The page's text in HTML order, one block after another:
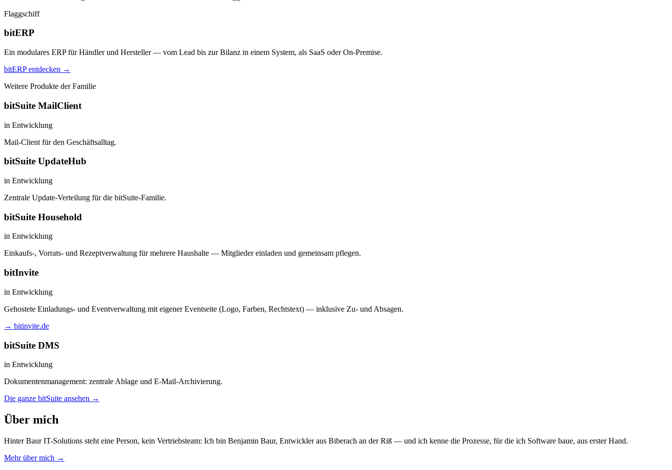
Flaggschiff
bitERP
Ein modulares ERP für Händler und Hersteller — vom Lead bis zur Bilanz in einem System, als SaaS oder On-Premise.
bitERP entdecken →
Weitere Produkte der Familie
bitSuite MailClient
in Entwicklung
Mail-Client für den Geschäftsalltag.
bitSuite UpdateHub
in Entwicklung
Zentrale Update-Verteilung für die bitSuite-Familie.
bitSuite Household
in Entwicklung
Einkaufs-, Vorrats- und Rezeptverwaltung für mehrere Haushalte — Mitglieder einladen und gemeinsam pflegen.
bitInvite
in Entwicklung
Gehostete Einladungs- und Eventverwaltung mit eigener Eventseite (Logo, Farben, Rechtstext) — inklusive Zu- und Absagen.
→ bitinvite.de
bitSuite DMS
in Entwicklung
Dokumentenmanagement: zentrale Ablage und E-Mail-Archivierung.
Die ganze bitSuite ansehen →
Über mich
Hinter Baur IT-Solutions steht eine Person, kein Vertriebsteam: Ich bin Benjamin Baur, Entwickler aus Biberach an der Riß — und ich kenne die Prozesse, für die ich Software baue, aus erster Hand.
Mehr über mich →